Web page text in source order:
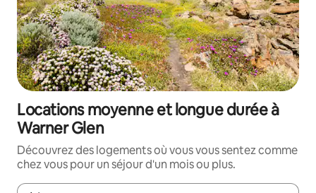
Locations moyenne et longue durée à
Warner Glen
Découvrez des logements où vous vous sentez comme
chez vous pour un séjour d'un mois ou plus.